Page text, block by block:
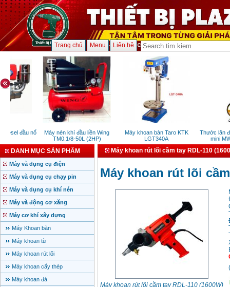
Trang chủ Menu Liên hệ
đầu nổ
Máy nén khí đầu liền Wing
TM0.1/8-50L (2HP)
Máy khoan bàn Taro KTK
LGT340A
Thước lăn đo
mini
DANH MỤC SẢN PHẨM
Máy và dụng cụ điện
Máy và dụng cụ chạy pin
Máy và dụng cụ khí nén
Máy và động cơ xăng
Máy cơ khí xây dựng
Máy Khoan bàn
Máy khoan từ
Máy khoan rút lõi
Máy khoan cấy thép
Máy khoan đá
Máy khoan rút lõi cầm tay RDL-110
Máy khoan rút lõi
Máy khoan rút lõi cầm tay RDL-110 (1600W)
(